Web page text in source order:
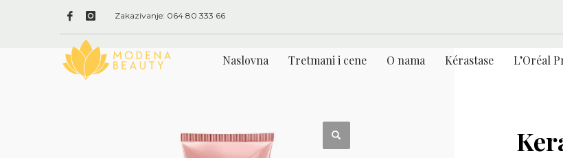
Zakazivanje: 064 80 333 66
Naslovna Tretmani i cene O nama Kérastase L’Oréal